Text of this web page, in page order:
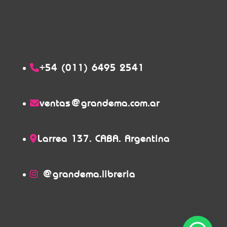
+54 (011) 6495 2541
ventas@grandema.com.ar
Larrea 137. CABA. Argentina
@grandema.libreria